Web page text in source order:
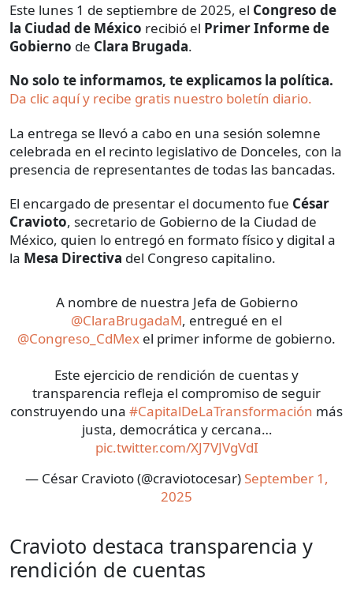
Este lunes 1 de septiembre de 2025, el Congreso de
la Ciudad de México recibió el Primer Informe de
Gobierno de Clara Brugada.
No solo te informamos, te explicamos la política.
Da clic aquí y recibe gratis nuestro boletín diario.
La entrega se llevó a cabo en una sesión solemne
celebrada en el recinto legislativo de Donceles, con la
presencia de representantes de todas las bancadas.
El encargado de presentar el documento fue César
Cravioto, secretario de Gobierno de la Ciudad de
México, quien lo entregó en formato físico y digital a
la Mesa Directiva del Congreso capitalino.
A nombre de nuestra Jefa de Gobierno
@ClaraBrugadaM, entregué en el
@Congreso_CdMex el primer informe de gobierno.
Este ejercicio de rendición de cuentas y
transparencia refleja el compromiso de seguir
construyendo una #CapitalDeLaTransformación más
justa, democrática y cercana…
pic.twitter.com/XJ7VJVgVdI
— César Cravioto (@craviotocesar) September 1,
2025
Cravioto destaca transparencia y
rendición de cuentas